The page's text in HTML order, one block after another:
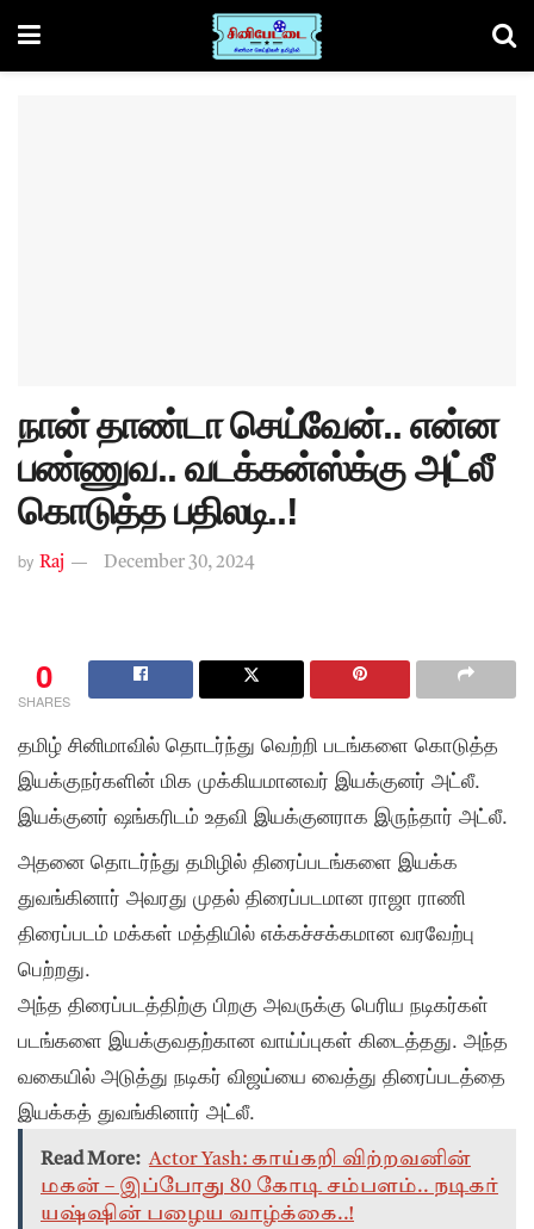
நான் தாண்டா செய்வேன்.. என்ன
பண்ணுவ.. வடக்கன்ஸ்க்கு அட்லீ
கொடுத்த பதிலடி..!
by Raj December 30, 2024
0
SHARES
தமிழ் சினிமாவில் தொடர்ந்து வெற்றி படங்களை கொடுத்த
இயக்குநர்களின் மிக முக்கியமானவர் இயக்குனர் அட்லீ.
இயக்குனர் ஷங்கரிடம் உதவி இயக்குனராக இருந்தார் அட்லீ.
அதனை தொடர்ந்து தமிழில் திரைப்படங்களை இயக்க
துவங்கினார் அவரது முதல் திரைப்படமான ராஜா ராணி
திரைப்படம் மக்கள் மத்தியில் எக்கச்சக்கமான வரவேற்பு
பெற்றது.
அந்த திரைப்படத்திற்கு பிறகு அவருக்கு பெரிய நடிகர்கள்
படங்களை இயக்குவதற்கான வாய்ப்புகள் கிடைத்தது. அந்த
வகையில் அடுத்து நடிகர் விஜய்யை வைத்து திரைப்படத்தை
இயக்கத் துவங்கினார் அட்லீ.
Read More: Actor Yash: காய்கறி விற்றவனின்
மகன் – இப்போது 80 கோடி சம்பளம்.. நடிகர்
யஷ்ஷின் பழைய வாழ்க்கை..!